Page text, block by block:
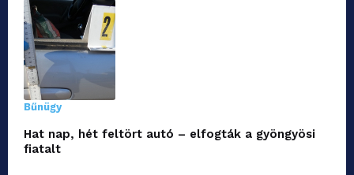
Bűnügy
Hat nap, hét feltört autó – elfogták a gyöngyösi
fiatalt